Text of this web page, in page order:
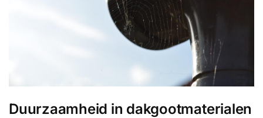
Duurzaamheid in dakgootmaterialen